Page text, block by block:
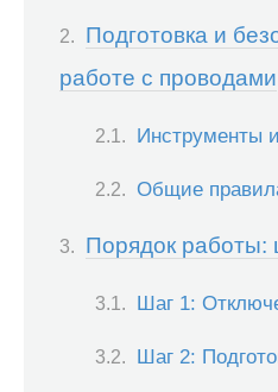
Подготовка и
работе с проводами
Инструменты
Общие
Порядок работы:
Шаг 1:
Шаг 2: